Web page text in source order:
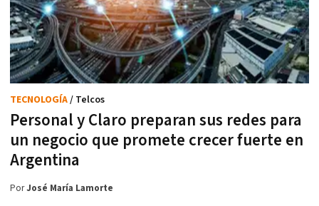
Personal y Claro preparan sus redes para
un negocio que promete crecer fuerte en
Argentina
TECNOLOGÍA/ Telcos
PorJosé María Lamorte